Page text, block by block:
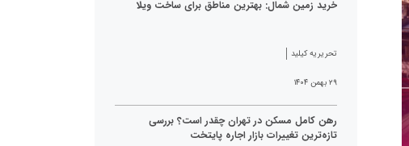
خرید زمین شمال: بهترین مناطق برای ساخت ویلا
تحریریه کیلید
۲۹ بهمن ۱۴۰۴
رهن کامل مسکن در تهران چقدر است؟ بررسی
تازه‌ترین تغییرات بازار اجاره پایتخت